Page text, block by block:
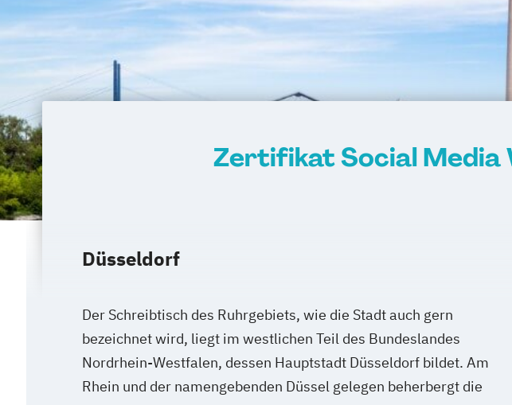
Zertifikat Social Media
Düsseldorf
Der Schreibtisch des Ruhrgebiets, wie die Stadt auch gern
bezeichnet wird, liegt im westlichen Teil des Bundeslandes
Nordrhein-Westfalen, dessen Hauptstadt Düsseldorf bildet. Am
Rhein und der namengebenden Düssel gelegen beherbergt die